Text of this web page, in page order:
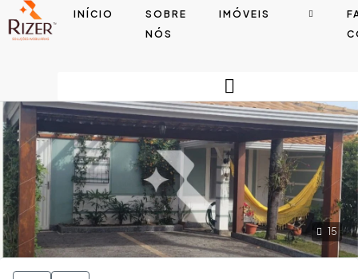
INÍCIO
SOBRE
NÓS
IMÓVEIS
15